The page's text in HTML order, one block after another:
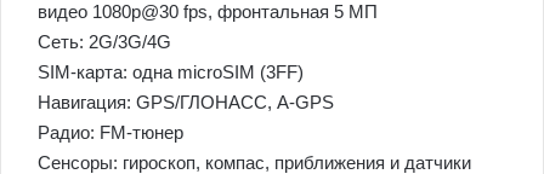
видео 1080p@30 fps, фронтальная 5 МП
Сеть: 2G/3G/4G
SIM-карта: одна microSIM (3FF)
Навигация: GPS/ГЛОНАСС, A-GPS
Радио: FM-тюнер
Сенсоры: гироскоп, компас, приближения и датчики